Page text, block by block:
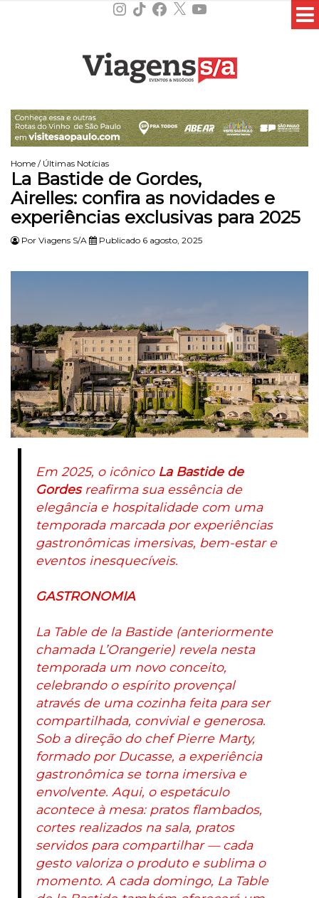
Instagram
TikTokFacebook
X YouTube
Home / Últimas Notícias
La Bastide de Gordes,
Airelles: confira as novidades e
experiências exclusivas para 2025
Por Viagens S/A Publicado 6 agosto, 2025
Em 2025, o icônicoLa Bastide de
Gordesreafirma sua essência de
elegância e hospitalidade com uma
temporada marcada por experiências
gastronômicas imersivas, bem-estar e
eventos inesquecíveis.
GASTRONOMIA
La Table de la Bastide (anteriormente
chamada L’Orangerie) revela nesta
temporada um novo conceito,
celebrando o espírito provençal
através de uma cozinha feita para ser
compartilhada, convivial e generosa.
Sob a direção do chef Pierre Marty,
formado por Ducasse, a experiência
gastronômica se torna imersiva e
envolvente. Aqui, o espetáculo
acontece à mesa: pratos flambados,
cortes realizados na sala, pratos
servidos para compartilhar — cada
gesto valoriza o produto e sublima o
momento. A cada domingo, La Table